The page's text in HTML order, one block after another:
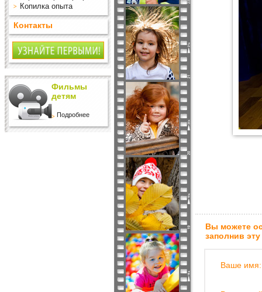
Копилка опыта
Контакты
Фильмы
детям
Подробнее
Вы можете
заполнив
Ваше имя: